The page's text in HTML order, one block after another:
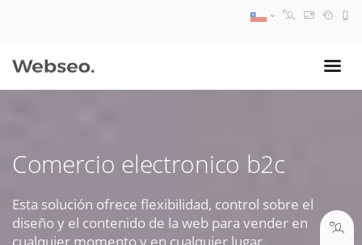
Comercio electronico b2c
Esta solución ofrece flexibilidad, control sobre el
diseño y el contenido de la web para vender en
cualquier momento y en cualquier lugar.
09:30 AM A 18:30 PM
soporte@webseo.cl